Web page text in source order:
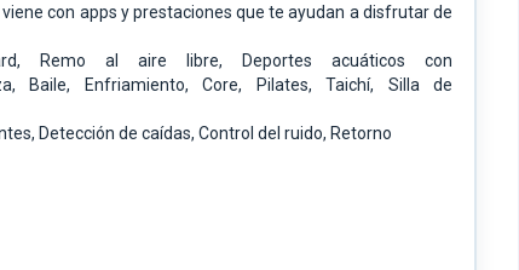
con apps y prestaciones que te ayudan a disfrutar de
Remo al aire libre,
Deportes acuáticos con
Baile, Enfriamiento, Core, Pilates, Taichí, Silla de
Detección de caídas, Control del ruido, Retorno